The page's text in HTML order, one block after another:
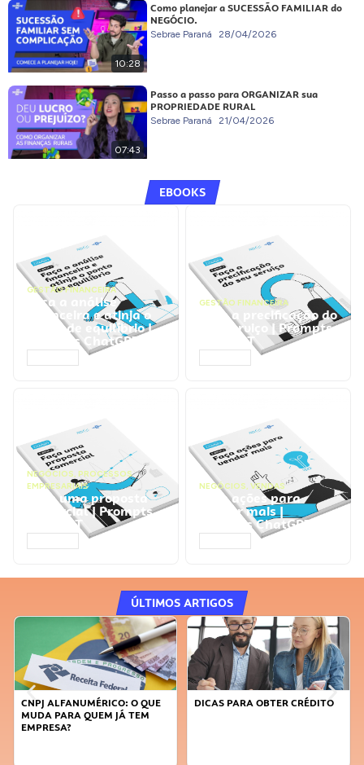
10:28
Como planejar a SUCESSÃO FAMILIAR do
NEGÓCIO.
Sebrae Paraná 28/04/2026
07:43
Passo a passo para ORGANIZAR sua
PROPRIEDADE RURAL
Sebrae Paraná 21/04/2026
EBOOKS
GESTÃO FINANCEIRA
Faça a análise
financeira e atinja o
ponto de equilíbrio |
Prompts ChatGPT
GESTÃO FINANCEIRA
Faça a precificação do
seu serviço | Prompts
ChatGPT
NEGÓCIOS, PROCESSOS
EMPRESARIAIS
Faça uma proposta
comercial | Prompts
ChatGPT
NEGÓCIOS, VENDAS
Faça ações para
vender mais |
Prompts ChatGPT
ÚLTIMOS ARTIGOS
CNPJ ALFANUMÉRICO: O QUE
MUDA PARA QUEM JÁ TEM
EMPRESA?
DICAS PARA OBTER CRÉDITO